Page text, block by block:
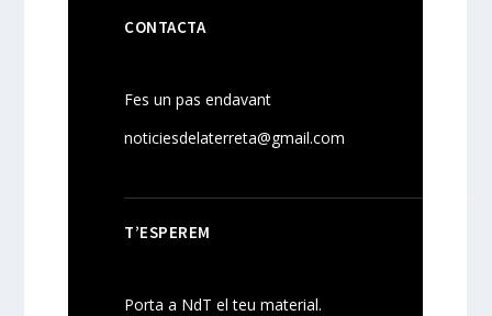
CONTACTA
Fes un pas endavant
noticiesdelaterreta@gmail.com
T’ESPEREM
Porta a NdT el teu material.